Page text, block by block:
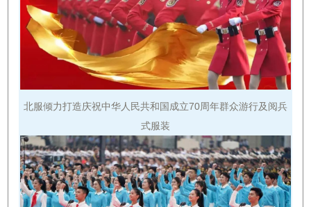
北服倾力打造庆祝中华人民共和国成立70周年群众游行及阅兵
式服装